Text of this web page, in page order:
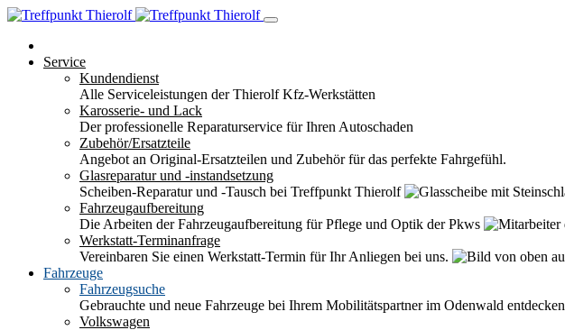
Service
Kundendienst
Alle Serviceleistungen der Thierolf Kfz-Werkstätten
Karosserie- und Lack
Der professionelle Reparaturservice für Ihren Autoschaden
Zubehör/Ersatzteile
Angebot an Original-Ersatzteilen und Zubehör für das perfekte Fahrgefühl.
Glasreparatur und -instandsetzung
Scheiben-Reparatur und -Tausch bei Treffpunkt Thierolf
Fahrzeugaufbereitung
Die Arbeiten der Fahrzeugaufbereitung für Pflege und Optik der Pkws
Werkstatt-Terminanfrage
Vereinbaren Sie einen Werkstatt-Termin für Ihr Anliegen bei uns.
Fahrzeuge
Fahrzeugsuche
Gebrauchte und neue Fahrzeuge bei Ihrem Mobilitätspartner im Odenwald entdecken
Volkswagen